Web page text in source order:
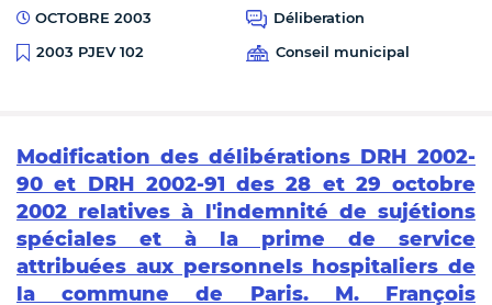
OCTOBRE 2003
Déliberation
2003 PJEV 102
Conseil municipal
Modification des délibérations DRH 2002-
90 et DRH 2002-91 des 28 et 29 octobre
2002 relatives à l'indemnité de sujétions
spéciales et à la prime de service
attribuées aux personnels hospitaliers de
la commune de Paris. M. François